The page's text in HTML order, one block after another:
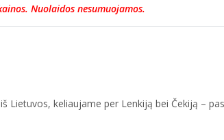
Nuolaidos nesumuojamos.
Lietuvos, keliaujame per Lenkiją bei Čekiją –